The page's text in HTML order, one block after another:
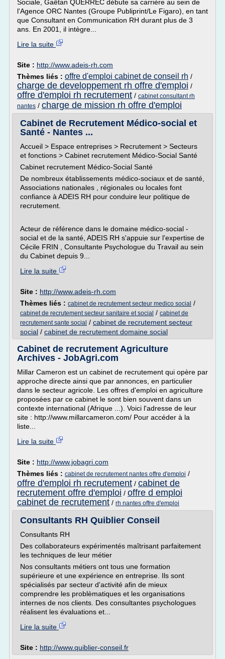
Sociale, Gaëtan QUERREC débute sa carrière au sein de
l'Agence ORC Nantes (Groupe Publiprint/Le Figaro), en tant
que Consultant en Communication RH durant plus de 3
ans. En 2001, il intègre...
Lire la suite
Site : http://www.adeis-rh.com
Thèmes liés : offre d'emploi cabinet de conseil rh /
charge de developpement rh offre d'emploi /
offre d'emploi rh recrutement / cabinet consultant rh
nantes / charge de mission rh offre d'emploi
Cabinet de Recrutement Médico-social et
Santé - Nantes ...
Accueil > Espace entreprises > Recrutement > Secteurs
et fonctions > Cabinet recrutement Médico-Social Santé
Cabinet recrutement Médico-Social Santé
De nombreux établissements médico-sociaux et de santé,
Associations nationales , régionales ou locales font
confiance à ADEIS RH pour conduire leur politique de
recrutement.
Acteur de référence dans le domaine médico-social -
social et de la santé, ADEIS RH s'appuie sur l'expertise de
Cécile FRIN , Consultante Psychologue du Travail au sein
du Cabinet depuis 9...
Lire la suite
Site : http://www.adeis-rh.com
Thèmes liés : cabinet de recrutement secteur medico social /
cabinet de recrutement secteur sanitaire et social / cabinet de
recrutement sante social / cabinet de recrutement secteur
social / cabinet de recrutement domaine social
Cabinet de recrutement Agriculture
Archives - JobAgri.com
Millar Cameron est un cabinet de recrutement qui opère par
approche directe ainsi que par annonces, en particulier
dans le secteur agricole. Les offres d'emploi en agriculture
proposées par ce cabinet le sont bien souvent dans un
contexte international (Afrique ...). Voici l'adresse de leur
site : http://www.millarcameron.com/ Pour accéder à la
liste...
Lire la suite
Site : http://www.jobagri.com
Thèmes liés : cabinet de recrutement nantes offre d'emploi /
offre d'emploi rh recrutement / cabinet de
recrutement offre d'emploi / offre d emploi
cabinet de recrutement / rh nantes offre d'emploi
Consultants RH Quiblier Conseil
Consultants RH
Des collaborateurs expérimentés maîtrisant parfaitement
les techniques de leur métier
Nos consultants métiers ont tous une formation
supérieure et une expérience en entreprise. Ils sont
spécialisés par secteur d'activité afin de mieux
comprendre les problèmatiques et les organisations
internes de nos clients. Des consultantes psychologues
réalisent les évaluations et...
Lire la suite
Site : http://www.quiblier-conseil.fr